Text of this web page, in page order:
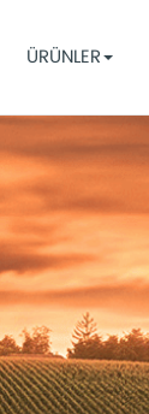
ÜRÜNLER